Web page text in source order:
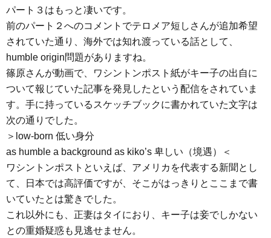
パート３はもっと凄いです。
前のパート２へのコメントでテロメア短しさんが追加希望
されていた通り、海外では知れ渡っている話として、
humble origin問題がありますね。
篠原さんが動画で、ワシントンポスト紙がキー子の出自に
ついて報じていた記事を発見したという配信をされていま
す。手に持っているスケッチブックに書かれていた文字は
次の通りでした。
＞low-born 低い身分
as humble a background as kiko’s 卑しい（境遇）＜
ワシントンポストといえば、アメリカを代表する新聞とし
て、日本では高評価ですが、そこがはっきりとここまで書
いていたとは驚きでした。
これ以外にも、正妻はタイにおり、キー子は妾でしかない
との重婚疑惑も見逃せません。